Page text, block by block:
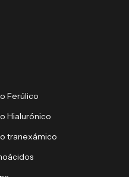
Ferúlico
Hialurónico
tranexámico